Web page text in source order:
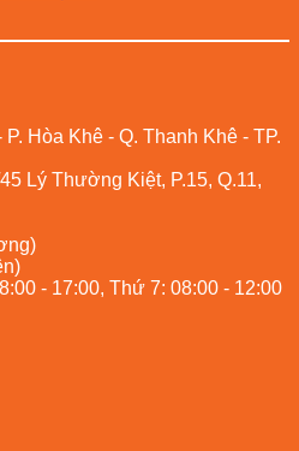
Hòa Khê - Q. Thanh Khê - TP.
Lý Thường Kiệt, P.15, Q.11,
- 17:00, Thứ 7: 08:00 - 12:00